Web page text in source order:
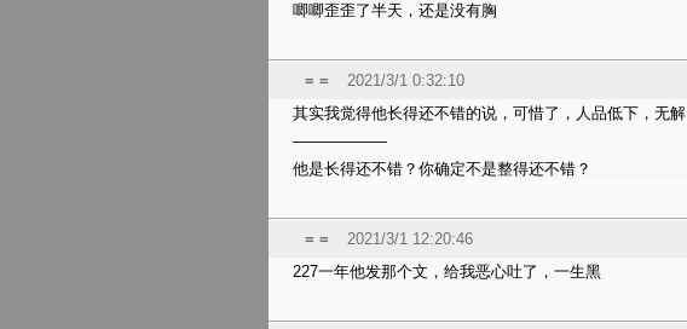
唧唧歪歪了半天，还是没有胸
= =
2021/3/1 0:32:10
其实我觉得他长得还不错的说，可惜了，人品低下，无解
——————
他是长得还不错？你确定不是整得还不错？
= =
2021/3/1 12:20:46
227一年他发那个文，给我恶心吐了，一生黑